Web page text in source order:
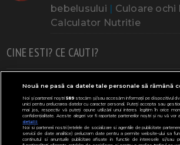
bebelusului | Culoare ochi
Calculator Nutritie
CINE ESTI? CE CAUTI?
Doresc un copil Adoptia Probleme cu
Urmeaza sa nasc Probleme alaptare
Bebe febra Caut bona Cresa, Gradinta
Mergem la scoala Copil bolnav Copii
Nouă ne pasă ca datele tale personale să rămână
Noi și partenerii noștri589stocăm și/sau accesăm informații pe dispozitivul
unici pentru prelucrarea datelor cu caracter personal. Puteți accepta sau
mai jos, respectiv vă puteți opune utilizării unui interes legitim în orice
confidențialitate. Aceste alegeri vor fi raportate partenerilor noștri și nu vă vor
detalii
Noi si partenerii nostri (retelele de socializare si agentiile de publicitate
servicii de date analitice) prelucram date pentru a permite website-ului sa
continutul si anunturile publicitare afisate in functie de interesele si/sau